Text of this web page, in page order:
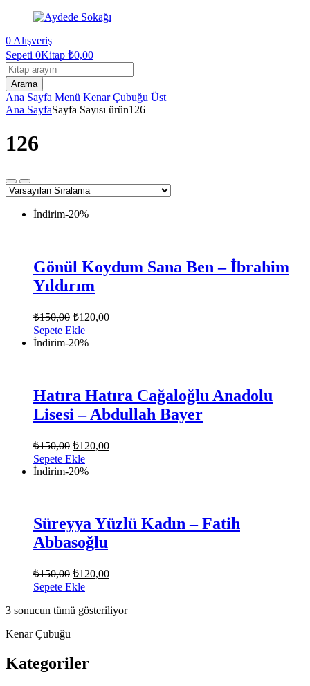
0 Alışveriş
Sepeti 0Kitap ₺0,00
Kitap
arama
Arama
Ana Sayfa Menü Kenar Çubuğu Üst
Ana SayfaSayfa Sayısı ürün126
126
İndirim-20%
Gönül Koydum Sana Ben – İbrahim
Yıldırım
₺150,00 Orijinal
fiyat:
₺150,00.
₺120,00Şu
Sepete Ekle
İndirim-20%
Hatıra Hatıra Cağaloğlu Anadolu
Lisesi – Abdullah Bayer
₺150,00 Orijinal
fiyat:
₺150,00.
₺120,00Şu
Sepete Ekle
İndirim-20%
Süreyya Yüzlü Kadın – Fatih
Abbasoğlu
₺150,00 Orijinal
fiyat:
₺120,00Şu
₺120,00.
Sepete Ekle
3 sonucun tümü gösteriliyor
Kenar Çubuğu
Kategoriler